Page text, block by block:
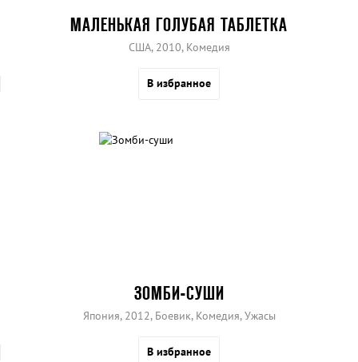
МАЛЕНЬКАЯ ГОЛУБАЯ ТАБЛЕТКА
США, 2010, Комедия
В избранное
ЗОМБИ-СУШИ
Япония, 2012, Боевик, Комедия, Ужасы
В избранное